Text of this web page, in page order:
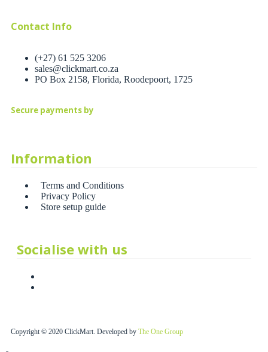
Contact Info
(+27) 61 525 3206
sales@clickmart.co.za
PO Box 2158, Florida, Roodepoort, 1725
Secure payments by
Information
Terms and Conditions
Privacy Policy
Store setup guide
Socialise with us
Copyright © 2020 ClickMart. Developed by The One Group